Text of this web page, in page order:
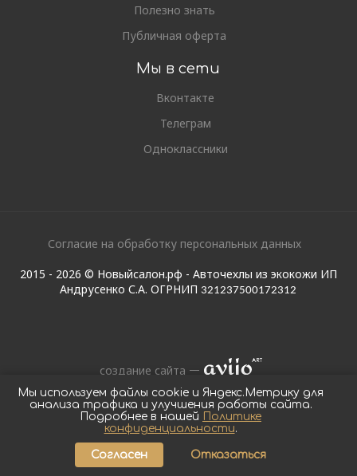
Полезно знать
Публичная оферта
Мы в сети
Вконтакте
Телеграм
Одноклассники
Согласие на обработку персональных данных
2015 - 2026 © Новыйсалон.рф - Авточехлы из экокожи ИП
Андрусенко С.А. ОГРНИП 321237500172312
создание сайта
Мы используем файлы cookie и Яндекс.Метрику для
анализа трафика и улучшения работы сайта.
Подробнее в нашей
Политике
конфиденциальности.
Согласен Отказаться